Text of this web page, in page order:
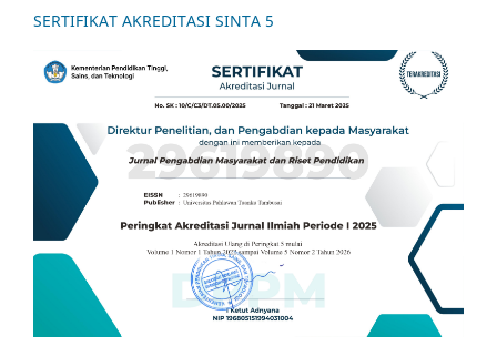
SERTIFIKAT AKREDITASI SINTA 5